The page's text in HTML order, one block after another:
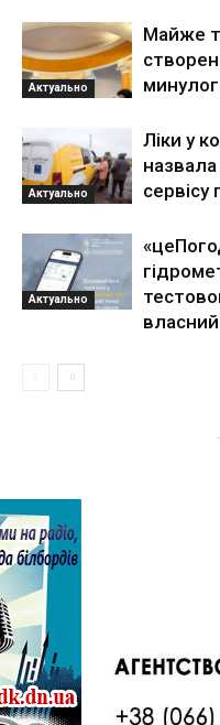
Актуально
Майже
Актуально
Ліки у
сервісу
Актуально